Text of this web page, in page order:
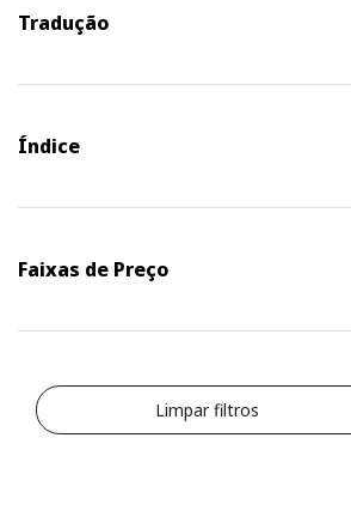
Tradução
Índice
Faixas de Preço
Limpar filtros